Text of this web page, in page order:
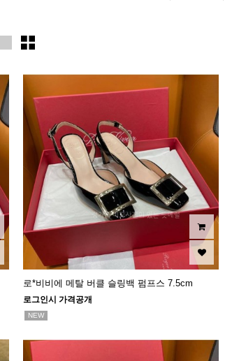
로*비비에 메탈 버클 슬링백 펌프스 7.5cm
로그인시 가격공개
NEW